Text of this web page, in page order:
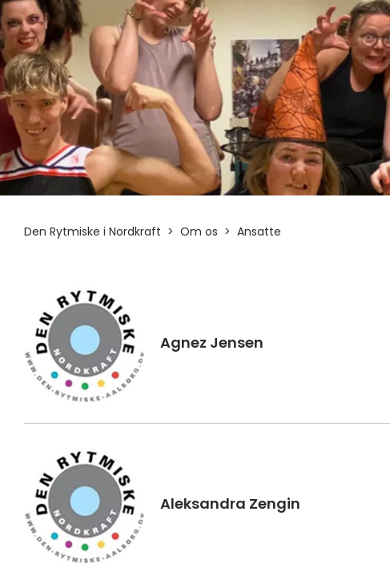
Den Rytmiske i Nordkraft Om os Ansatte
Agnez Jensen
Aleksandra Zengin